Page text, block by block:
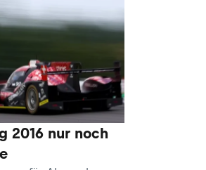
2016 nur noch